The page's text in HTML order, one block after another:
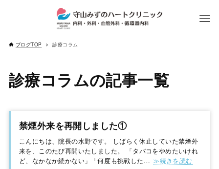
ブログTOP 診療コラム
診療コラム
禁煙外来を再開しました①
こんにちは、院長の水野です。 しばらく休止していた禁煙外
来を、このたび再開いたしました。 「タバコをやめたいけれ
ど、なかなか続かない」「何度も挑戦した…